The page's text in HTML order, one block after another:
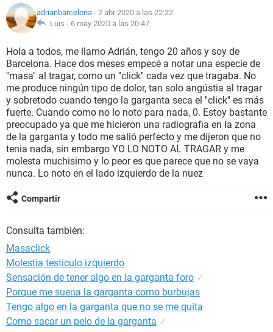
NUTRICIÓN
BIENESTAR
SEXUALIDAD
GLOSARIO
adrianbarcelona - 2 abr 2020 a las 22:22
Luis - 6 may 2020 a las 20:47
Hola a todos, me llamo Adrián, tengo 20 años y soy de
Barcelona. Hace dos meses empecé a notar una especie de
''masa'' al tragar, como un ''click'' cada vez que tragaba. No
me produce ningún tipo de dolor, tan solo angústia al tragar
y sobretodo cuando tengo la garganta seca el ''click'' es más
fuerte. Cuando como no lo noto para nada, 0. Estoy bastante
preocupado ya que me hicieron una radiografia en la zona
de la garganta y todo me salió perfecto y me dijeron que no
tenia nada, sin embargo YO LO NOTO AL TRAGAR y me
molesta muchisimo y lo peor es que parece que no se vaya
nunca. Lo noto en el lado izquierdo de la nuez
Compartir
Consulta también:
Masaclick
Molestia testiculo izquierdo
Sensación de tener algo en la garganta foro ✓
Porque me suena la garganta como burbujas
Tengo algo en la garganta que no se me quita
Como sacar un pelo de la garganta ✓